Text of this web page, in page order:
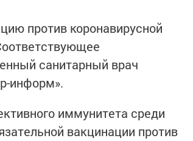
против коронавирусной
санитарный врач
информ».
иммунитета среди
вакцинации против